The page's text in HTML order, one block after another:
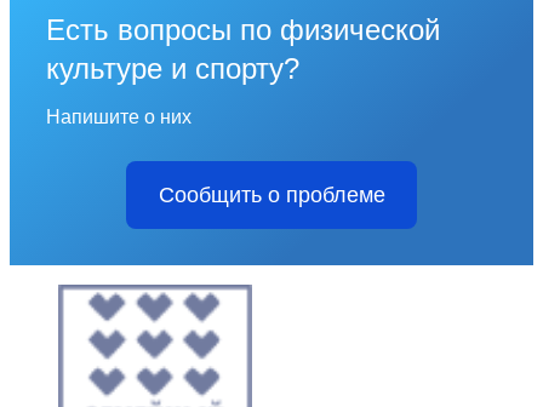
Есть вопросы по физической
культуре и спорту?
Напишите о них
Сообщить о проблеме